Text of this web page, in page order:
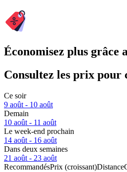
Économisez plus grâce
Consultez les prix pour
Ce soir
9 août - 10 août
Demain
10 août - 11 août
Le week-end prochain
14 août - 16 août
Dans deux semaines
21 août - 23 août
RecommandésPrix (croissant)Distance